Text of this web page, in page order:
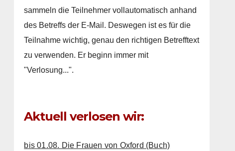
sammeln die Teilnehmer vollautomatisch anhand
des Betreffs der E-Mail. Deswegen ist es für die
Teilnahme wichtig, genau den richtigen Betrefftext
zu verwenden. Er beginn immer mit
"Verlosung...".
Aktuell verlosen wir:
bis 01.08. Die Frauen von Oxford (Buch)